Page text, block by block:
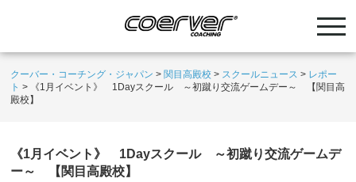
クーバー・コーチング・ジャパン > 関目高殿校 > スクールニュース > レポー
ト >
《1月イベント》 1Dayスクール ～初蹴り交流ゲームデー～ 【関目高
殿校】
《1月イベント》 1Dayスクール ～初蹴り交流ゲームデ
ー～ 【関目高殿校】